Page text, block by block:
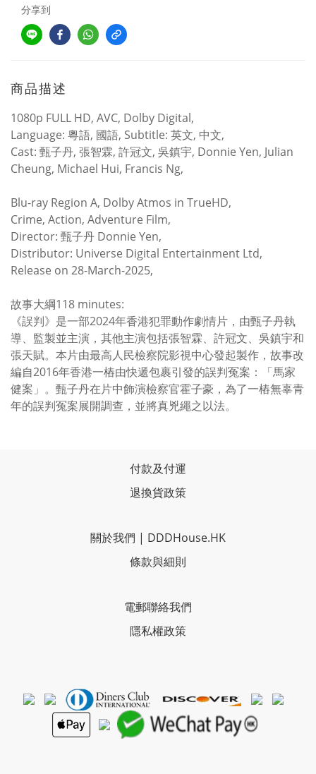
分享到
商品描述
1080p FULL HD, AVC, Dolby Digital,
Language: 粵語, 國語, Subtitle: 英文, 中文,
Cast: 甄子丹, 張智霖, 許冠文, 吳鎮宇, Donnie Yen, Julian
Cheung, Michael Hui, Francis Ng,
Blu-ray Region A, Dolby Atmos in TrueHD,
Crime, Action, Adventure Film,
Director: 甄子丹 Donnie Yen,
Distributor: Universe Digital Entertainment Ltd,
Release on 28-March-2025,
故事大綱118 minutes:
《誤判》是一部2024年香港犯罪動作劇情片，由甄子丹執
導、監製並主演，其他主演包括張智霖、許冠文、吳鎮宇和
張天賦。本片由最高人民檢察院影視中心發起製作，故事改
編自2016年香港一樁由快遞包裹引發的誤判冤案：「馬家
健案」。甄子丹在片中飾演檢察官霍子豪，為了一樁無辜青
年的誤判冤案展開調查，並將真兇繩之以法。
付款及付運
退換貨政策
關於我們 | DDDHouse.HK
條款與細則
電郵聯絡我們
隱私權政策